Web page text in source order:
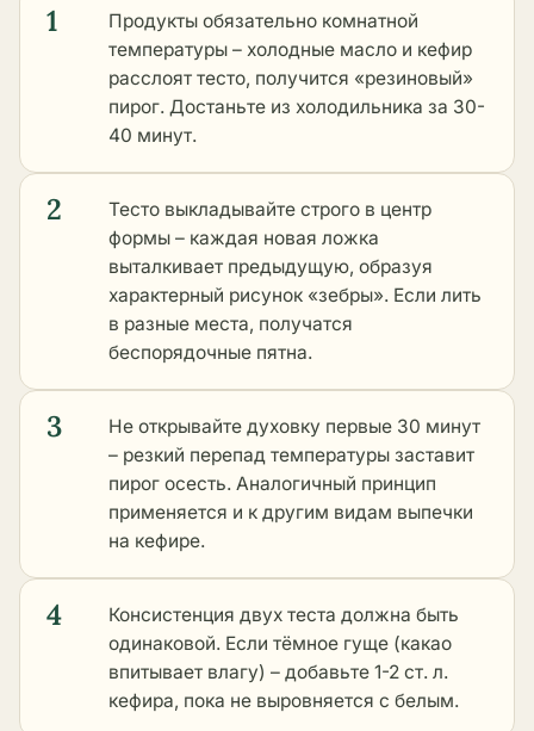
1
Продукты обязательно комнатной
температуры – холодные масло и кефир
расслоят тесто, получится «резиновый»
пирог. Достаньте из холодильника за 30-
40 минут.
2
Тесто выкладывайте строго в центр
формы – каждая новая ложка
выталкивает предыдущую, образуя
характерный рисунок «зебры». Если лить
в разные места, получатся
беспорядочные пятна.
3
Не открывайте духовку первые 30 минут
– резкий перепад температуры заставит
пирог осесть. Аналогичный принцип
применяется и к другим видам выпечки
на кефире.
4
Консистенция двух теста должна быть
одинаковой. Если тёмное гуще (какао
впитывает влагу) – добавьте 1-2 ст. л.
кефира, пока не выровняется с белым.